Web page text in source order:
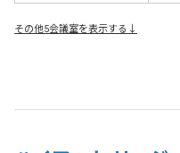
その他5会議室を表示する↓